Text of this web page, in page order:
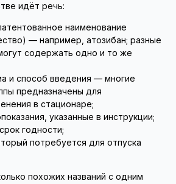
идёт речь:
наименование
— например, атозибан; разные
содержать одно и то же
и способ введения — многие
предназначены для
в стационаре;
указанные в инструкции;
годности;
потребуется для отпуска
похожих названий с одним